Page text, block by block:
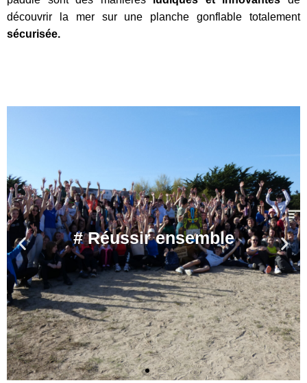
découvrir la mer sur une planche gonflable totalement
sécurisée.